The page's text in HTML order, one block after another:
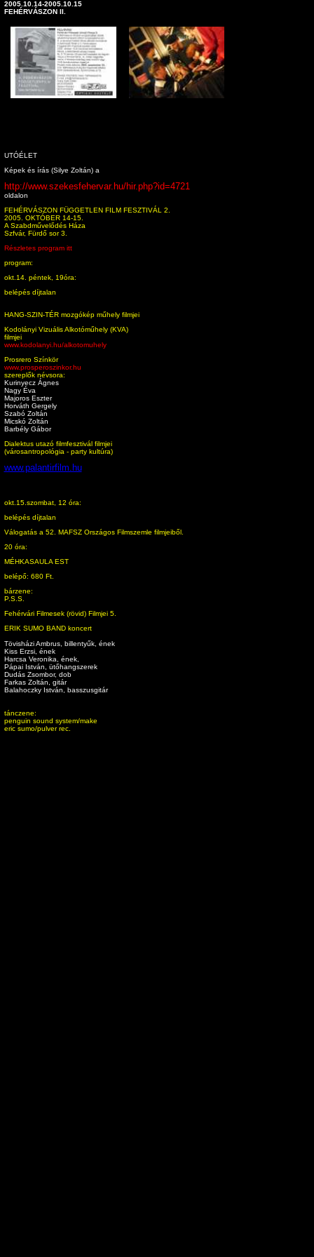
2005.10.14-2005.10.15
FEHÉRVÁSZON II.
UTÓÉLET
Képek és írás (Silye Zoltán) a
http://www.szekesfehervar.hu/hir.php?id=4721
oldalon
FEHÉRVÁSZON FÜGGETLEN FILM FESZTIVÁL 2.
2005. OKTÓBER 14-15.
A Szabdművelődés Háza
Szfvár, Fürdő sor 3.
Részletes program itt
program:
okt.14. péntek, 19óra:
belépés díjtalan
HANG-SZIN-TÉR mozgókép műhely filmjei
Kodolányi Vizuális Alkotóműhely (KVA)
filmjei
www.kodolanyi.hu/alkotomuhely
Prosrero Színkör
www.prosperoszinkor.hu
szereplők névsora:
Kurinyecz Ágnes
Nagy Éva
Majoros Eszter
Horváth Gergely
Szabó Zoltán
Micskó Zoltán
Barbély Gábor
Dialektus utazó filmfesztivál filmjei
(városantropológia - party kultúra)
www.palantirfilm.hu
okt.15.szombat, 12 óra:
belépés díjtalan
Válogatás a 52. MAFSZ Országos Filmszemle filmjeiből.
20 óra:
MÉHKASAULA EST
belépő: 680 Ft.
bárzene:
P.S.S.
Fehérvári Filmesek (rövid) Filmjei 5.
ERIK SUMO BAND koncert
Tövisházi Ambrus, billentyűk, ének
Kiss Erzsi, ének
Harcsa Veronika, ének,
Pápai István, ütőhangszerek
Dudás Zsombor, dob
Farkas Zoltán, gitár
Balahoczky István, basszusgitár
tánczene:
penguin sound system/make
eric sumo/pulver rec.